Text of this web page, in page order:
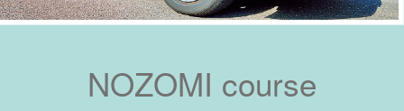
NOZOMI course